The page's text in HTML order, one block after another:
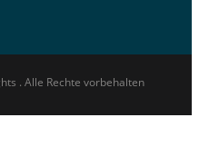
. Alle Rechte vorbehalten